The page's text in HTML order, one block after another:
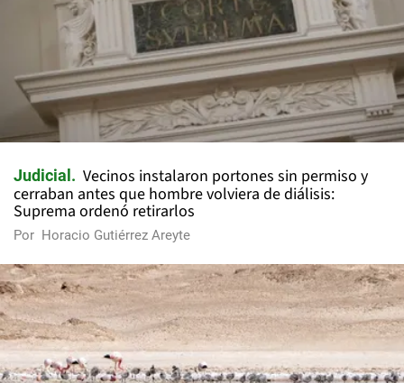
Judicial
Vecinos instalaron portones sin permiso y
cerraban antes que hombre volviera de diálisis:
Suprema ordenó retirarlos
Por Horacio Gutiérrez Areyte